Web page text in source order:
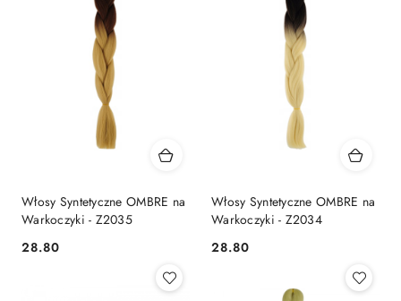
Włosy Syntetyczne OMBRE na
Warkoczyki - Z2035
Cena:
28.80
Włosy Syntetyczne OMBRE na
Warkoczyki - Z2034
Cena:
28.80